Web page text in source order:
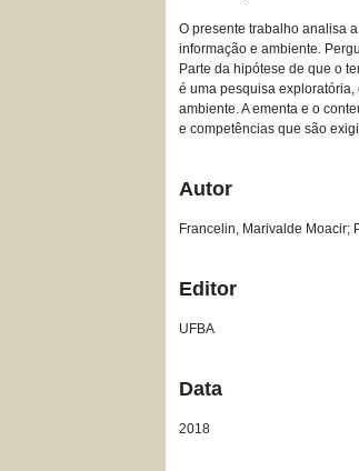
O presente trabalho analisa
informação e ambiente.
Parte da hipótese de que o
é uma pesquisa
ambiente. A ementa e o
e competências que são
Autor
Francelin, Marivalde Moacir;
Editor
UFBA
Data
2018